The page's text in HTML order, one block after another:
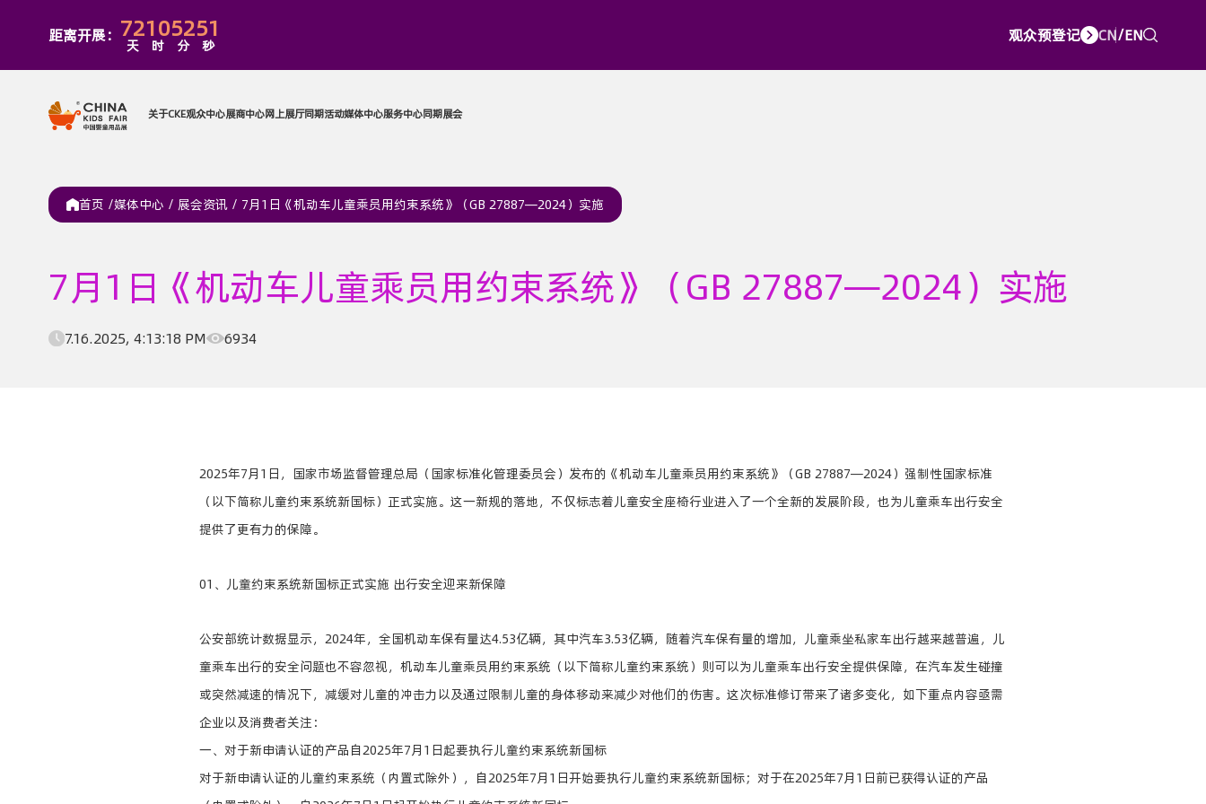
距离开展： 72
天
10
时
52
分
51
秒
观众预登记 CN/EN
首页 /媒体中心 / 展会资讯 / 7月1日《机动车儿童乘员用约束系统》（GB 27887—2024）实施
7月1日《机动车儿童乘员用约束系统》（GB 27887—2024）实施
7.16.2025, 4:13:18 PM 6934
2025年7月1日，国家市场监督管理总局（国家标准化管理委员会）发布的《机动车儿童乘员用约束系统》（GB 27887—2024）强制性国家标准
（以下简称儿童约束系统新国标）正式实施。这一新规的落地，不仅标志着儿童安全座椅行业进入了一个全新的发展阶段，也为儿童乘车出行安全
提供了更有力的保障。
01、儿童约束系统新国标正式实施 出行安全迎来新保障
公安部统计数据显示，2024年，全国机动车保有量达4.53亿辆，其中汽车3.53亿辆，随着汽车保有量的增加，儿童乘坐私家车出行越来越普遍，儿
童乘车出行的安全问题也不容忽视，机动车儿童乘员用约束系统（以下简称儿童约束系统）则可以为儿童乘车出行安全提供保障，在汽车发生碰撞
或突然减速的情况下，减缓对儿童的冲击力以及通过限制儿童的身体移动来减少对他们的伤害。这次标准修订带来了诸多变化，如下重点内容亟需
企业以及消费者关注：
一、对于新申请认证的产品自2025年7月1日起要执行儿童约束系统新国标
对于新申请认证的儿童约束系统（内置式除外），自2025年7月1日开始要执行儿童约束系统新国标；对于在2025年7月1日前已获得认证的产品